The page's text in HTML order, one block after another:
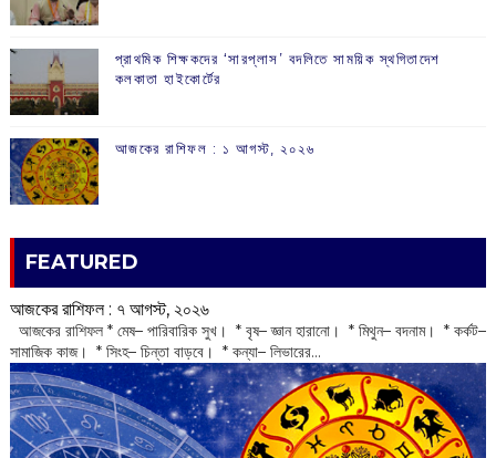
প্রাথমিক শিক্ষকদের ‘সারপ্লাস’ বদলিতে সাময়িক স্থগিতাদেশ
কলকাতা হাইকোর্টের
আজকের রাশিফল :‌ ‌‌১ আগস্ট, ২০২৬
FEATURED
আজকের রাশিফল :‌ ‌‌৭ আগস্ট, ২০২৬
‌ আজকের রাশিফল * মেষ– পারিবারিক সুখ। * বৃষ– জ্ঞান হারানো। * মিথুন– বদনাম। * কর্কট–
সামাজিক কাজ। * সিংহ– চিন্তা বাড়বে। * কন্যা– লিভারের...